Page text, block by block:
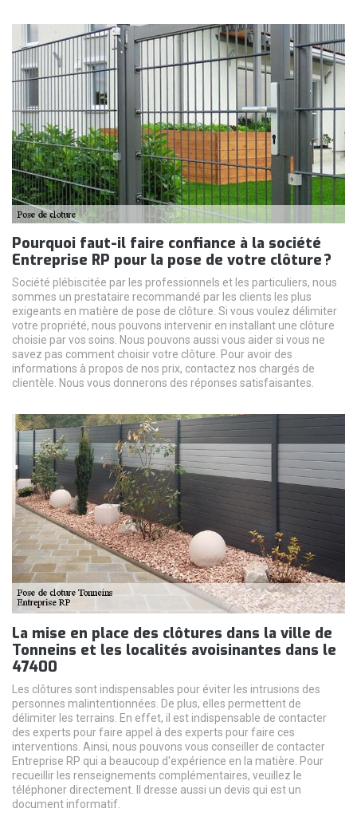
Pourquoi faut-il faire confiance à la société
Entreprise RP pour la pose de votre clôture ?
Société plébiscitée par les professionnels et les particuliers, nous
sommes un prestataire recommandé par les clients les plus
exigeants en matière de pose de clôture. Si vous voulez délimiter
votre propriété, nous pouvons intervenir en installant une clôture
choisie par vos soins. Nous pouvons aussi vous aider si vous ne
savez pas comment choisir votre clôture. Pour avoir des
informations à propos de nos prix, contactez nos chargés de
clientèle. Nous vous donnerons des réponses satisfaisantes.
La mise en place des clôtures dans la ville de
Tonneins et les localités avoisinantes dans le
47400
Les clôtures sont indispensables pour éviter les intrusions des
personnes malintentionnées. De plus, elles permettent de
délimiter les terrains. En effet, il est indispensable de contacter
des experts pour faire appel à des experts pour faire ces
interventions. Ainsi, nous pouvons vous conseiller de contacter
Entreprise RP qui a beaucoup d'expérience en la matière. Pour
recueillir les renseignements complémentaires, veuillez le
téléphoner directement. Il dresse aussi un devis qui est un
document informatif.